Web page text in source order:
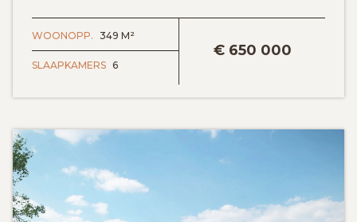
€650 000
WOONOPP. 349 M²
SLAAPKAMERS 6
BEKIJK DETAILS